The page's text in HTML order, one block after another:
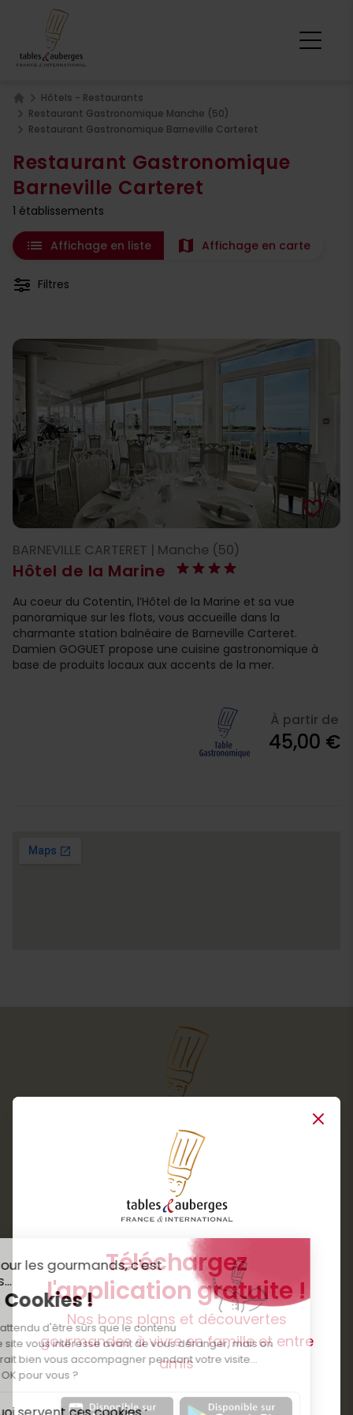
Home
Hôtels - Restaurants
Restaurant Gastronomique Manche (50)
Restaurant Gastronomique Barneville Carteret
Restaurant Gastronomique
Barneville Carteret
1 établissements
list Affichage en liste map Affichage en carte
Filtres
Hôtel de la Marine
favorite_border
BARNEVILLE CARTERET | Manche (50)
Au coeur du Cotentin, l’Hôtel de la Marine et sa vue
panoramique sur les flots, vous accueille dans la
charmante station balnéaire de Barneville Carteret.
Damien GOGUET propose une cuisine gastronomique à
base de produits locaux aux accents de la mer.
À partir de
45,00 €
Routes gourmandes
Partenaires
Presse
Créer votre espace personnel
Informations légales
Politique de confidentialité des données
Close
Téléchargez
l'application gratuite !
Nos bons plans et découvertes
gourmandes à vivre en famille et entre
amis